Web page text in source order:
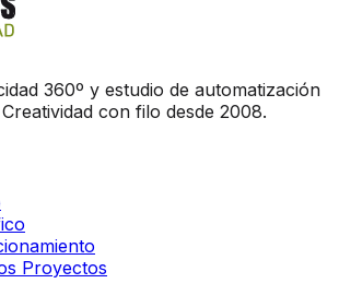
360º y estudio de automatización
con filo desde 2008.
Proyectos